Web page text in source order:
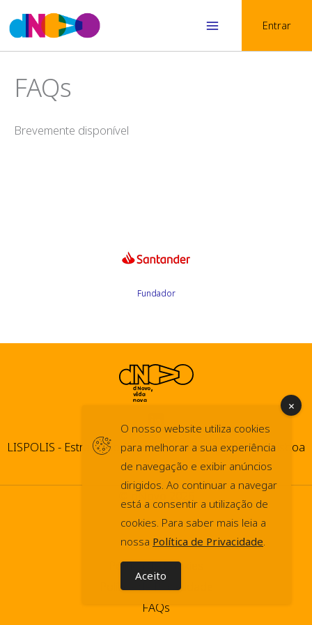
to
content
Entrar
FAQs
Brevemente disponível
Fundador
LISPOLIS - Estrada do Paço do Lumiar, 44 1600-546 Lisboa
© dNovo 2026
info@dnovo.pt
Press Kit
Política de Cookies
Política de Privacidade
FAQs
O nosso website utiliza cookies
para melhorar a sua experiência
de navegação e exibir anúncios
dirigidos. Ao continuar a navegar
está a consentir a utilização de
cookies. Para saber mais leia a
nossa Política de Privacidade.
Aceito